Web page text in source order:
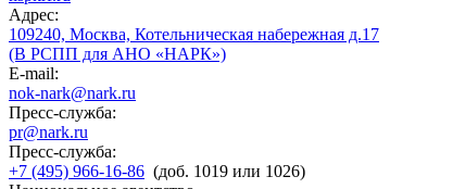
Адрес:
109240, Москва, Котельническая набережная д.17
(В РСПП для АНО «НАРК»)
E-mail:
nok-nark@nark.ru
Пресс-служба:
pr@nark.ru
Пресс-служба:
+7 (495) 966-16-86 (доб. 1019 или 1026)